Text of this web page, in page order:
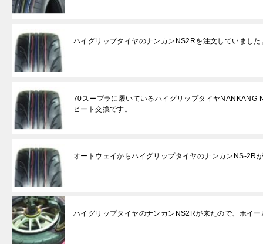
ハイグリップタイヤのナンカンNS2Rを注文していました
70スープラに履いているハイグリップタイヤNANKANG
ピート交換です。
オートウェイからハイグリップタイヤのナンカンNS-2R
ハイグリップタイヤのナンカンNS2Rが来たので、ホイ